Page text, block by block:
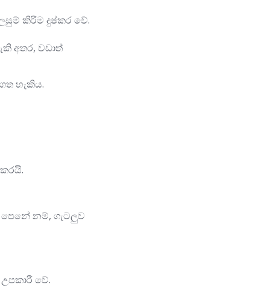
කිරීම දුෂ්කර වේ.
අතර, වඩාත්
හැකිය.
නම්, ගැටලුව
වේ.